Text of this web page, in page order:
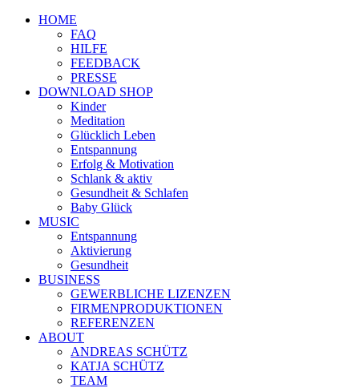
HOME
FAQ
HILFE
FEEDBACK
PRESSE
DOWNLOAD SHOP
Kinder
Meditation
Glücklich Leben
Entspannung
Erfolg & Motivation
Schlank & aktiv
Gesundheit & Schlafen
Baby Glück
MUSIC
Entspannung
Aktivierung
Gesundheit
BUSINESS
GEWERBLICHE LIZENZEN
FIRMENPRODUKTIONEN
REFERENZEN
ABOUT
ANDREAS SCHÜTZ
KATJA SCHÜTZ
TEAM